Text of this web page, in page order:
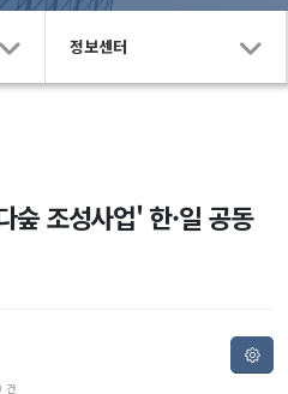
정보센터
숲 조성사업' 한·일 공동
건